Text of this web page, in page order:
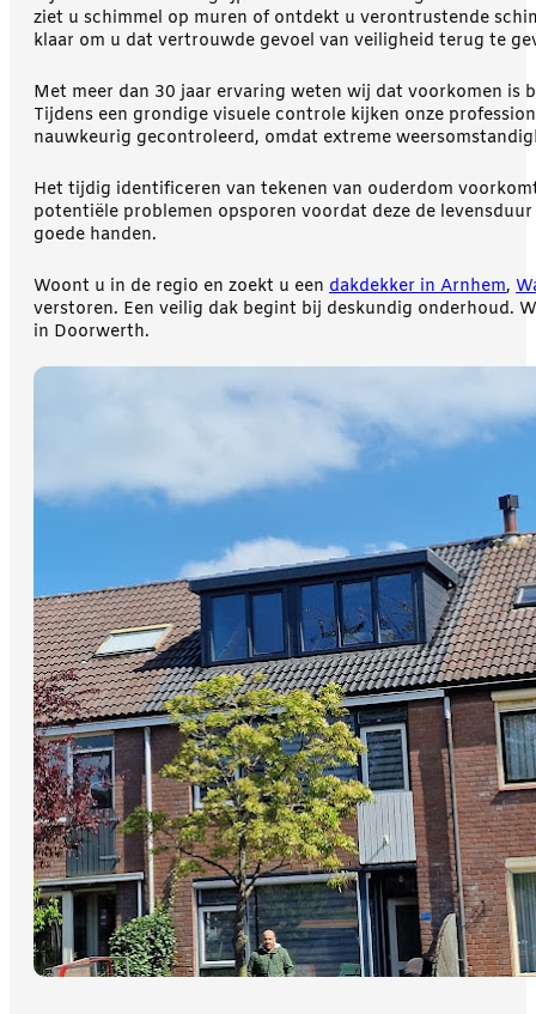
ziet u schimmel op muren of ontdekt u verontrustende
klaar om u dat vertrouwde gevoel van veiligheid terug te
Met meer dan 30 jaar ervaring weten wij dat voorkomen is
Tijdens een grondige visuele controle kijken onze
nauwkeurig gecontroleerd, omdat extreme
Het tijdig identificeren van tekenen van ouderdom
potentiële problemen opsporen voordat deze de
goede handen.
Woont u in de regio en zoekt u een dakdekker in Arnhem,
verstoren. Een veilig dak begint bij deskundig onderhoud.
in Doorwerth.